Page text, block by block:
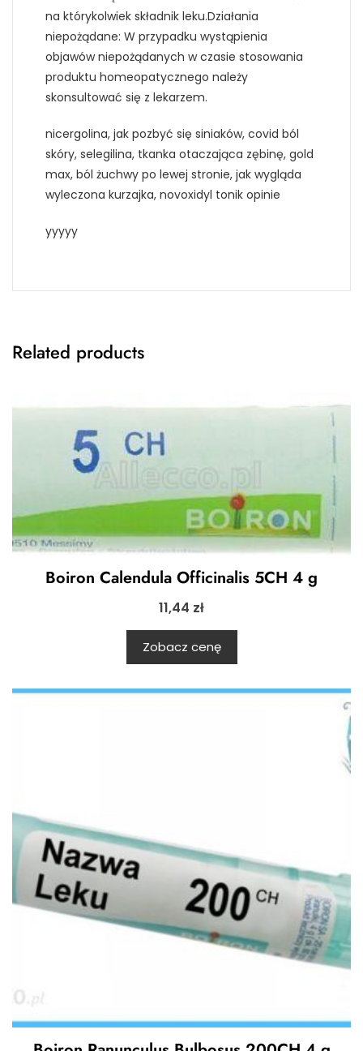
na którykolwiek składnik leku.Działania
niepożądane: W przypadku wystąpienia
objawów niepożądanych w czasie stosowania
produktu homeopatycznego należy
skonsultować się z lekarzem.
nicergolina, jak pozbyć się siniaków, covid ból
skóry, selegilina, tkanka otaczająca zębinę, gold
max, ból żuchwy po lewej stronie, jak wygląda
wyleczona kurzajka, novoxidyl tonik opinie
yyyyy
Related products
Boiron Calendula Officinalis 5CH 4 g
11,44 zł
Zobacz cenę